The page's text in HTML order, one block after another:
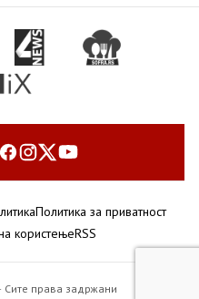
Политика за приватност
користењеRSS
Сите права задржани